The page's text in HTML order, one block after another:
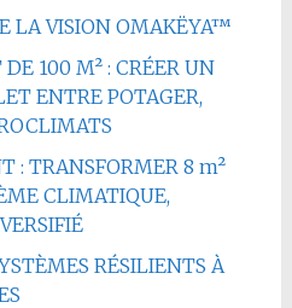
LA VISION OMAKËYA™
100 M² : CRÉER UN
ENTRE POTAGER,
: TRANSFORMER 8 m²
CLIMATIQUE,
RÉSILIENTS À